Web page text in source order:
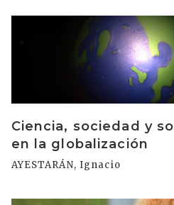
Ciencia, sociedad y
en la globalización
AYESTARÁN, Ignacio